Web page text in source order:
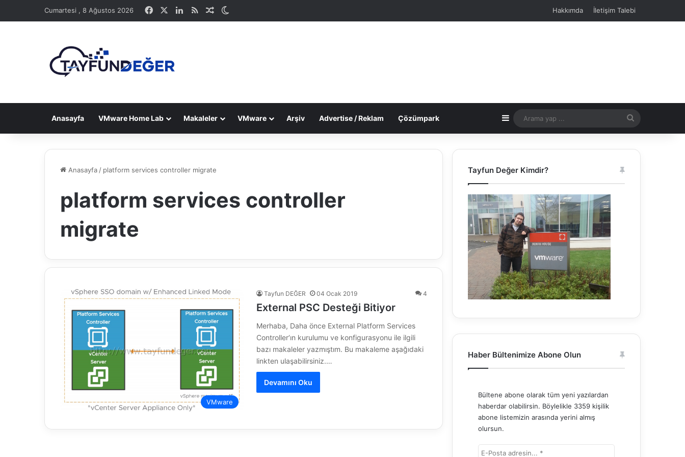
Cumartesi , 8 Ağustos 2026 Facebook LinkedIn
RSS Rastgele Makale Hakkımda İletişim Talebi
Anasayfa VMware Home Lab Makaleler VMware Arşiv Advertise / Reklam Çözümpark Kenar Bölmesi
yap
Anasayfa / platform services controller migrate
platform services controller
migrate
VMware
Tayfun DEĞER 04 Ocak 2019 4
External PSC Desteği Bitiyor
Merhaba, Daha önce External Platform Services
Controller‘ın kurulumu ve konfigurasyonu ile ilgili
bazı makaleler yazmıştım. Bu makaleme aşağıdaki
linkten ulaşabilirsiniz.…
Devamını Oku
Tayfun Değer Kimdir?
Haber Bültenimize Abone Olun
Bültene abone olarak tüm yeni yazılardan
haberdar olabilirsin. Böylelikle 3359 kişilik
abone listemizin arasında yerini almış
olursun.